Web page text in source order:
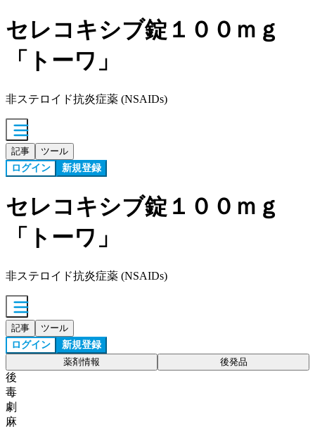
セレコキシブ錠１００ｍｇ
「トーワ」
非ステロイド抗炎症薬 (NSAIDs)
記事 ツール
ログイン 新規登録
セレコキシブ錠１００ｍｇ
「トーワ」
非ステロイド抗炎症薬 (NSAIDs)
記事 ツール
ログイン 新規登録
薬剤情報 後発品
後
毒
劇
麻